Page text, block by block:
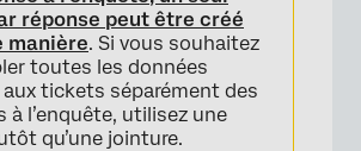
réponse peut être créé
manière. Si vous souhaitez
toutes les données
aux tickets séparément des
à l’enquête, utilisez une
qu’une jointure.